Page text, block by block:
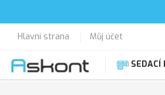
Hlavní strana Můj účet
SEDACÍ